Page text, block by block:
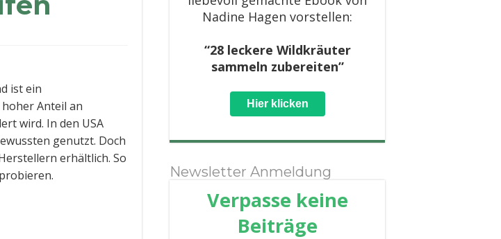
ist ein
Anteil an
wird. In den USA
genutzt. Doch
erhältlich. So
Nadine Hagen vorstellen:
“28 leckere Wildkräuter
sammeln zubereiten”
Hier klicken
Newsletter Anmeldung
Verpasse keine
Beiträge